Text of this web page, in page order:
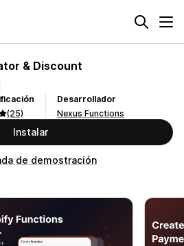
& Discount
(25)
Desarrollador
Nexus Functions
Instalar
de demostración